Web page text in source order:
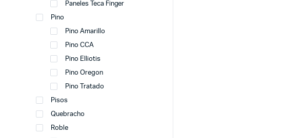
Paneles Teca Finger
Pino
Pino Amarillo
Pino CCA
Pino Elliotis
Pino Oregon
Pino Tratado
Pisos
Quebracho
Roble